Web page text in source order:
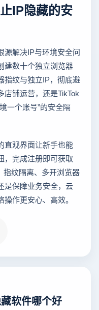
IP隐藏的安
源解决IP与环境安全问
建数十个独立浏览器
指纹与独立IP，彻底避
店铺运营，还是TikTok
一个账号”的安全隔
直观界面让新手也能
，完成注册即可获取
指纹隔离、多开浏览器
是保障业务安全，云
作更安心、高效。
软件哪个好